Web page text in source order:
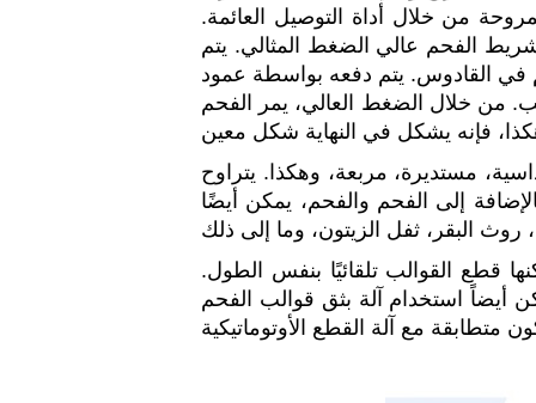
من خلال أداة التوصيل العائمة.
الفحم عالي الضغط المثالي. يتم
القادوس. يتم دفعه بواسطة عمود
من خلال الضغط العالي، يمر الفحم
مستديرة، مربعة، وهكذا. يتراوح
بالإضافة إلى الفحم والفحم، يمكن أيضًا
قطع القوالب تلقائيًا بنفس الطول.
أيضاً استخدام آلة بثق قوالب الفحم